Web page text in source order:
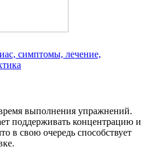
симптомы, лечение,
выполнения упражнений.
поддерживать концентрацию и
в свою очередь способствует